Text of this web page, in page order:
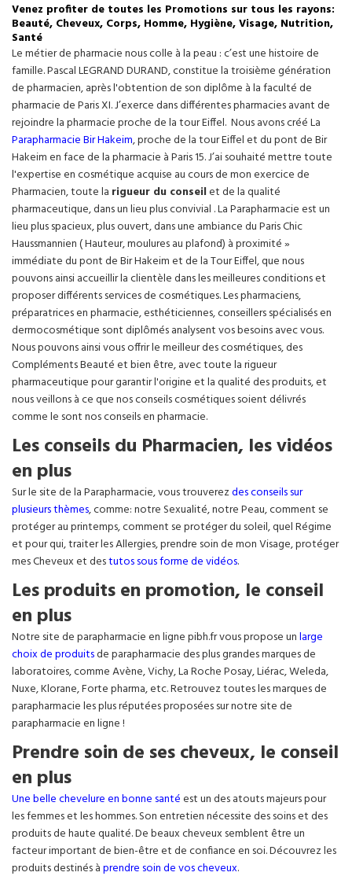
Venez profiter de toutes les Promotions sur tous les rayons:
Beauté, Cheveux, Corps, Homme, Hygiène, Visage, Nutrition,
Santé
Le métier de pharmacie nous colle à la peau : c’est une histoire de
famille. Pascal LEGRAND DURAND, constitue la troisième génération
de pharmacien, après l'obtention de son diplôme à la faculté de
pharmacie de Paris XI. J’exerce dans différentes pharmacies avant de
rejoindre la pharmacie proche de la tour Eiffel. Nous avons créé La
Parapharmacie Bir Hakeim, proche de la tourEiffelet du pont de Bir
Hakeim en face de la pharmacie à Paris 15. J’ai souhaité mettre toute
l'expertise en cosmétique acquise au cours de mon exercice de
Pharmacien, toute la rigueur du conseilet de la qualité
pharmaceutique, dans un lieu plus convivial . La Parapharmacie est un
lieu plus spacieux, plus ouvert, dans une ambiance du Paris Chic
Haussmannien ( Hauteur, moulures au plafond) à proximité »
immédiate du pont de Bir Hakeim et de la Tour Eiffel, que nous
pouvons ainsi accueillir la clientèle dans les meilleures conditions et
proposer différents services de cosmétiques. Les pharmaciens,
préparatrices en pharmacie, esthéticiennes, conseillers spécialisés en
dermocosmétique sont diplômés analysent vos besoins avec vous.
Nous pouvons ainsi vous offrir le meilleur des cosmétiques, des
Compléments Beauté et bien être, avec toute la rigueur
pharmaceutique pour garantir l'origine et la qualité des produits, et
nous veillons à ce que nos conseils cosmétiques soient délivrés
comme le sont nos conseils en pharmacie.
Les conseils du Pharmacien, les vidéos
en plus
Sur le site de la Parapharmacie, vous trouverezdes conseils sur
plusieurs thèmes, comme: notre Sexualité, notre Peau, comment se
protéger au printemps, comment se protéger du soleil, quel Régime
et pour qui, traiter les Allergies, prendre soin de mon Visage, protéger
mes Cheveux et destutos sous forme de vidéos.
Les produits en promotion, le conseil
en plus
Notre site de parapharmacie en ligne pibh.fr vous propose unlarge
choix de produitsde parapharmacie des plus grandes marques de
laboratoires, comme Avène, Vichy, La Roche Posay, Liérac, Weleda,
Nuxe, Klorane, Forte pharma, etc. Retrouvez toutes les marques de
parapharmacie les plus réputées proposées sur notre site de
parapharmacie en ligne !
Prendre soin de ses cheveux, le conseil
en plus
Une belle chevelure en bonne santéest un des atouts majeurs pour
les femmes et les hommes. Son entretien nécessite des soins et des
produits de haute qualité. De beaux cheveux semblent être un
facteur important de bien-être et de confiance en soi. Découvrez les
produits destinés àprendre soin de vos cheveux.